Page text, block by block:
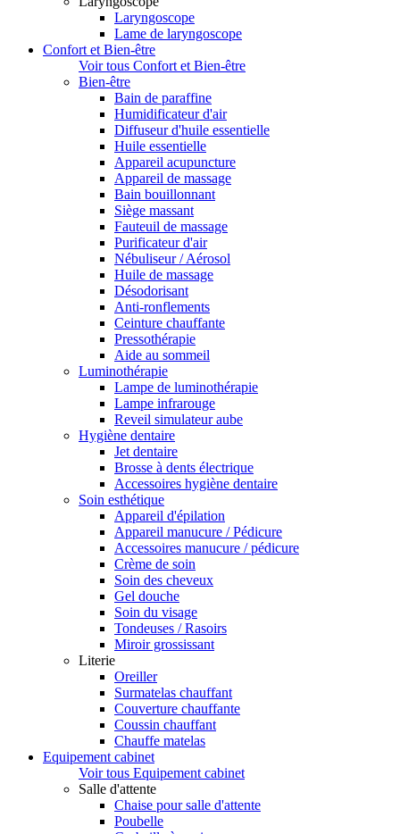
Laryngoscope
Lame de laryngoscope
Confort et Bien-être
Voir tous Confort et Bien-être
Bien-être
Bain de paraffine
Humidificateur d'air
Diffuseur d'huile essentielle
Huile essentielle
Appareil acupuncture
Appareil de massage
Bain bouillonnant
Siège massant
Fauteuil de massage
Purificateur d'air
Nébuliseur / Aérosol
Huile de massage
Désodorisant
Anti-ronflements
Ceinture chauffante
Pressothérapie
Aide au sommeil
Luminothérapie
Lampe de luminothérapie
Lampe infrarouge
Reveil simulateur aube
Hygiène dentaire
Jet dentaire
Brosse à dents électrique
Accessoires hygiène dentaire
Soin esthétique
Appareil d'épilation
Appareil manucure / Pédicure
Accessoires manucure / pédicure
Crème de soin
Soin des cheveux
Gel douche
Soin du visage
Tondeuses / Rasoirs
Miroir grossissant
Literie
Oreiller
Surmatelas chauffant
Couverture chauffante
Coussin chauffant
Chauffe matelas
Equipement cabinet
Voir tous Equipement cabinet
Salle d'attente
Chaise pour salle d'attente
Poubelle